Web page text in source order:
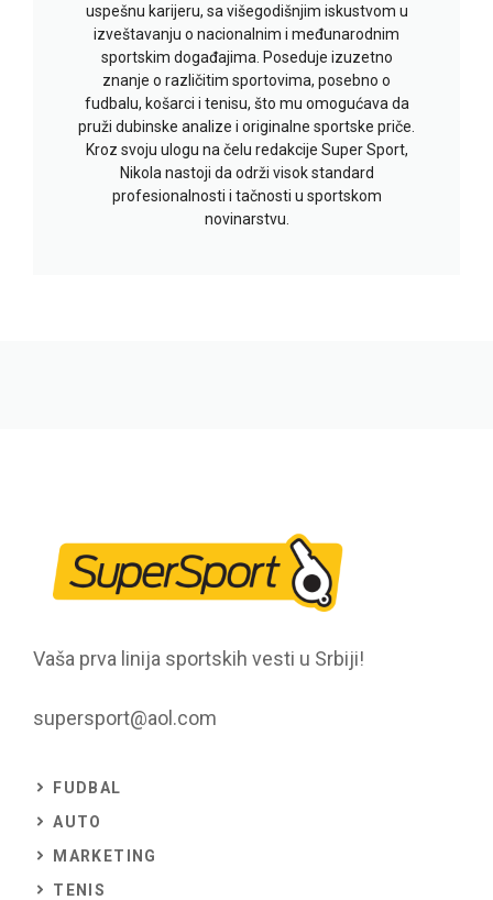
uspešnu karijeru, sa višegodišnjim iskustvom u
izveštavanju o nacionalnim i međunarodnim
sportskim događajima. Poseduje izuzetno
znanje o različitim sportovima, posebno o
fudbalu, košarci i tenisu, što mu omogućava da
pruži dubinske analize i originalne sportske priče.
Kroz svoju ulogu na čelu redakcije Super Sport,
Nikola nastoji da održi visok standard
profesionalnosti i tačnosti u sportskom
novinarstvu.
Vaša prva linija sportskih vesti u Srbiji!
supersport@aol.com
FUDBAL
AUTO
MARKETING
TENIS